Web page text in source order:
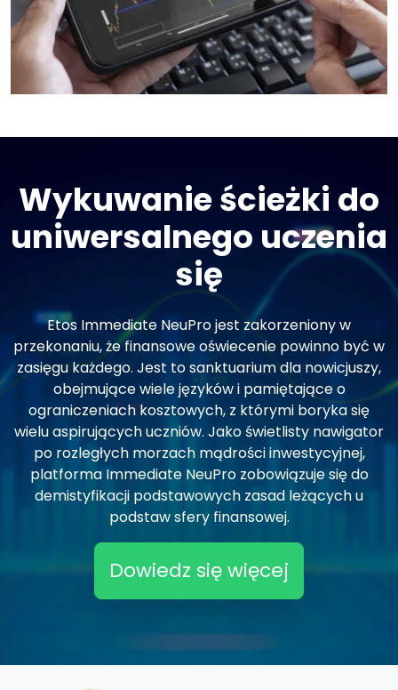
Wykuwanie ścieżki do
uniwersalnego uczenia
się
Etos Immediate NeuPro jest zakorzeniony w
przekonaniu, że finansowe oświecenie powinno być w
zasięgu każdego. Jest to sanktuarium dla nowicjuszy,
obejmujące wiele języków i pamiętające o
ograniczeniach kosztowych, z którymi boryka się
wielu aspirujących uczniów. Jako świetlisty nawigator
po rozległych morzach mądrości inwestycyjnej,
platforma Immediate NeuPro zobowiązuje się do
demistyfikacji podstawowych zasad leżących u
podstaw sfery finansowej.
Dowiedz się więcej